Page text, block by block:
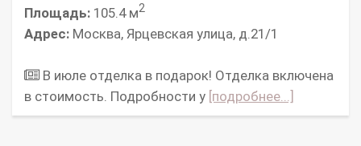
Площадь: 105.4 м2
Адрес: Москва, Ярцевская улица, д.21/1
В июле отделка в подарок! Отделка включена
в стоимость. Подробности у [подробнее...]